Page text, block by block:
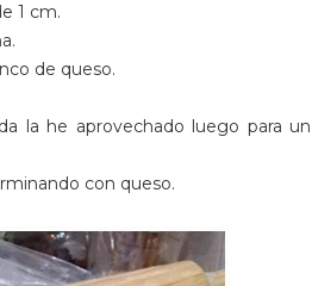
1 cm.
de queso.
la he aprovechado luego para un
con queso.